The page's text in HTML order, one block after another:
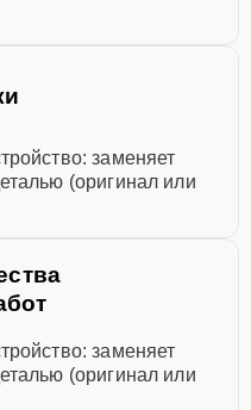
заменяет
(оригинал или
заменяет
(оригинал или